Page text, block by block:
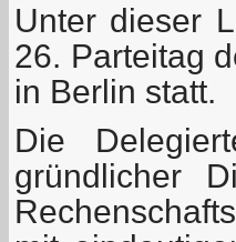
Unter dieser
26. Parteitag
in Berlin statt.
Die
gründlicher